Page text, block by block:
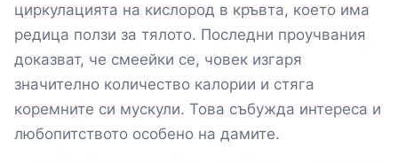
циркулацията на кислород в кръвта, което има
редица ползи за тялото. Последни проучвания
доказват, че смеейки се, човек изгаря
значително количество калории и стяга
коремните си мускули. Това събужда интереса и
любопитството особено на дамите.